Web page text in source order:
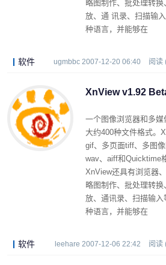
略图制作、批处理转
放、通 讯录、扫描输
种语言，并能够在
软件 ugmbbc 2007-12-20 06:40 阅读
XnView v1.92
一个图像浏览器和多
大约400种文件格式。
gif、多页面tiff、多图像
wav、aiff和Quicktime
XnView还具有浏览器
略图制作、批处理转
放、通讯录、扫描输
种语言，并能够在
软件 leehare 2007-12-06 22:42 阅读